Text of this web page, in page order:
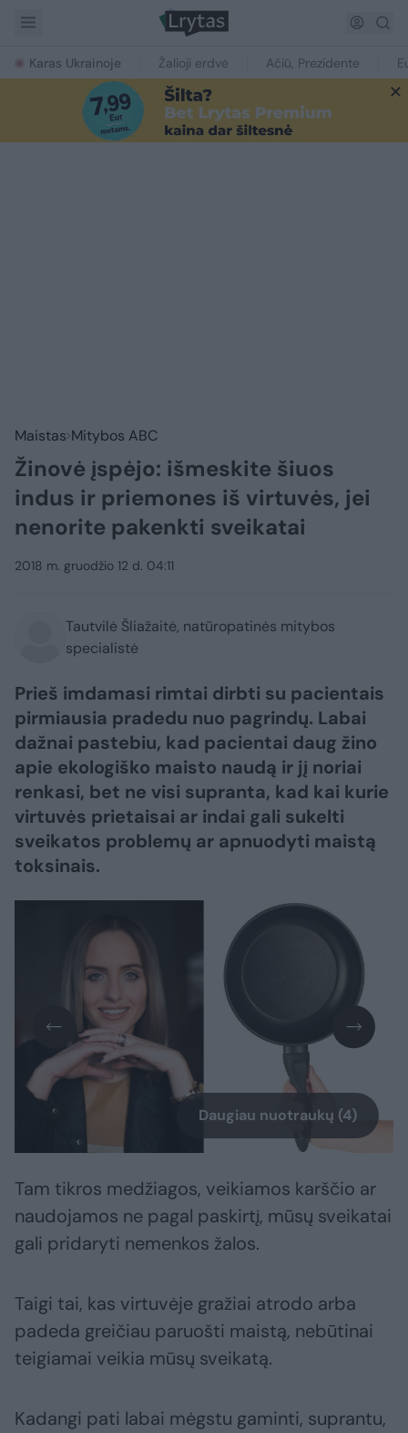
Karas Ukrainoje Žalioji erdvė Ačiū, Prezidente
Maistas Mitybos ABC
Žinovė įspėjo: išmeskite šiuos
indus ir priemones iš virtuvės, jei
nenorite pakenkti sveikatai
2018 m. gruodžio 12 d. 04:11
Tautvilė Šliažaitė, natūropatinės mitybos
specialistė
Prieš imdamasi rimtai dirbti su pacientais
pirmiausia pradedu nuo pagrindų. Labai
dažnai pastebiu, kad pacientai daug žino
apie ekologiško maisto naudą ir jį noriai
renkasi, bet ne visi supranta, kad kai kurie
virtuvės prietaisai ar indai gali sukelti
sveikatos problemų ar apnuodyti maistą
toksinais.
Daugiau nuotraukų (4)
Tam tikros medžiagos, veikiamos karščio ar
naudojamos ne pagal paskirtį, mūsų sveikatai
gali pridaryti nemenkos žalos.
Taigi tai, kas virtuvėje gražiai atrodo arba
padeda greičiau paruošti maistą, nebūtinai
teigiamai veikia mūsų sveikatą.
Kadangi pati labai mėgstu gaminti, suprantu,